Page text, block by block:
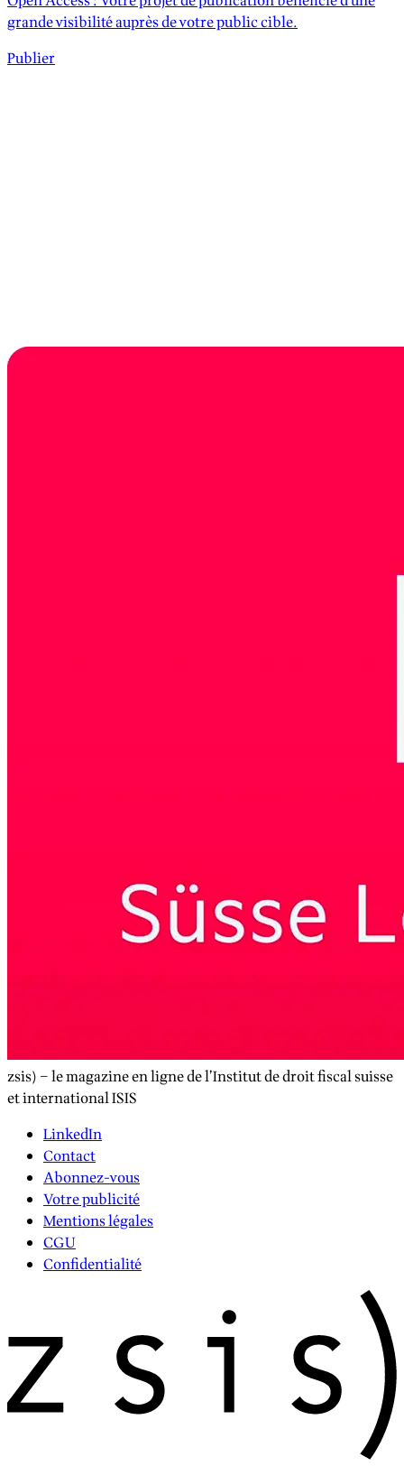
grande visibilité auprès de votre public cible.
Publier
zsis) – le magazine en ligne de l’Institut de droit fiscal suisse
et international ISIS
LinkedIn
Contact
Abonnez-vous
Votre publicité
Mentions légales
CGU
Confidentialité